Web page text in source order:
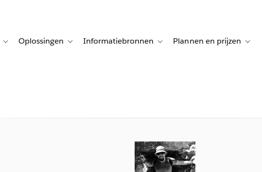
Toggle sub-navigation for Klanten aan het woord
Oplossingen Toggle sub-navigation for Oplossingen
Informatiebronnen Toggle sub-navigation for
Plannen en prijzen